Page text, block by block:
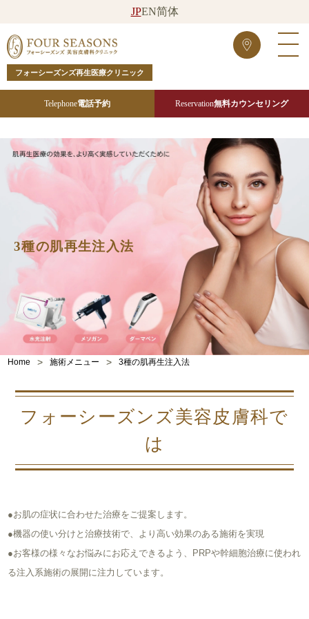
EN
JP 简体
Telephone電話予約 Reservation無料カウンセリング
フォーシーズンズ再生医療クリニック
3種の肌再生注入法
Home > 施術メニュー > 3種の肌再生注入法
フォーシーズンズ美容皮膚科で
は
●お肌の症状に合わせた治療をご提案します。
●機器の使い分けと治療技術で、より高い効果のある施術を実現
●お客様の様々なお悩みにお応えできるよう、PRPや幹細胞治療に使われ
る注入系施術の展開に注力しています。